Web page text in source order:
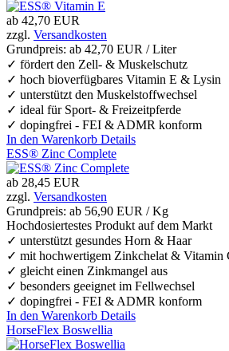
ab 42,70 EUR
zzgl. Versandkosten
Grundpreis: ab 42,70 EUR / Liter
✓ fördert den Zell- & Muskelschutz
✓ hoch bioverfügbares Vitamin E & Lysin
✓ unterstützt den Muskelstoffwechsel
✓ ideal für Sport- & Freizeitpferde
✓ dopingfrei - FEI & ADMR konform
In den Warenkorb Details
ESS® Zinc Complete
ab 28,45 EUR
zzgl. Versandkosten
Grundpreis: ab 56,90 EUR / Kg
Hochdosiertestes Produkt auf dem Markt
✓ unterstützt gesundes Horn & Haar
✓ mit hochwertigem Zinkchelat & Vitamin
✓ gleicht einen Zinkmangel aus
✓ besonders geeignet im Fellwechsel
✓ dopingfrei - FEI & ADMR konform
In den Warenkorb Details
HorseFlex Boswellia